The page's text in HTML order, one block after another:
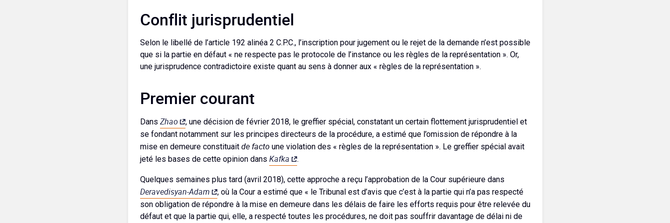
Conflit jurisprudentiel
Selon le libellé de l’article 192 alinéa 2 C.P.C., l’inscription pour jugement ou le rejet de la demande n’est possible
que si la partie en défaut « ne respecte pas le protocole de l’instance ou les règles de la représentation ». Or,
une jurisprudence contradictoire existe quant au sens à donner aux « règles de la représentation ».
Premier courant
Dans Zhao
, une décision de février 2018, le greffier spécial, constatant un certain flottement jurisprudentiel et
se fondant notamment sur les principes directeurs de la procédure, a estimé que l’omission de répondre à la
mise en demeure constituait de factoune violation des « règles de la représentation ». Le greffier spécial avait
jeté les bases de cette opinion dans Kafka .
Quelques semaines plus tard (avril 2018), cette approche a reçu l’approbation de la Cour supérieure dans
Deravedisyan-Adam
, où la Cour a estimé que « le Tribunal est d’avis que c’est à la partie qui n’a pas respecté
son obligation de répondre à la mise en demeure dans les délais de faire les efforts requis pour être relevée du
défaut et que la partie qui, elle, a respecté toutes les procédures, ne doit pas souffrir davantage de délai ni de